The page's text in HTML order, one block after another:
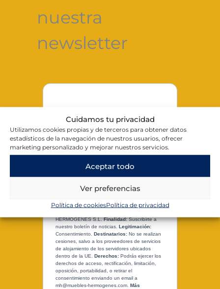
Cuidamos tu privacidad
Utilizamos cookies propias y de terceros para obtener datos
estadísticos de la navegación de nuestros usuarios, ofrecer
marketing personalizado y mejorar nuestros servicios.
Aceptar todo
Ver preferencias
Política de cookiesPolítica de privacidad
nuestra
newsletter
HERMÓGENES S.L.Finalidad:Suscribirte a
nuestro boletín de noticias. Legitimación:
Consentimiento. Destinatarios: No se realizan
cesiones, salvo a los proveedores de servicios
de alojamiento de los servidores ubicados
dentro de la UE. Derechos: Podrás ejercer los
derechos de acceso, rectificación, limitación,
oposición, portabilidad, o retirar el
consentimiento enviando un email a
mh@muebles-hermogenes.com. Más